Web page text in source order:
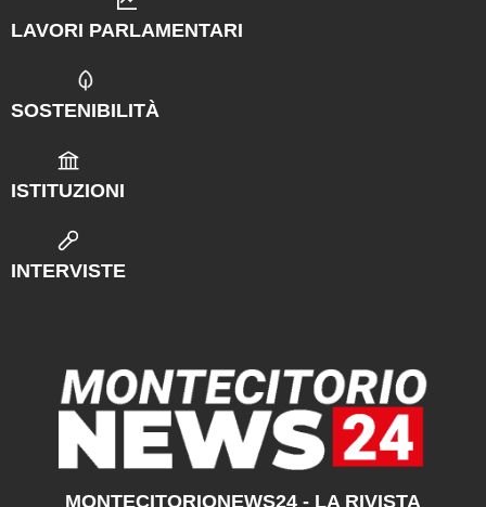
LAVORI PARLAMENTARI
SOSTENIBILITÀ
ISTITUZIONI
INTERVISTE
MONTECITORIONEWS24 - LA RIVISTA